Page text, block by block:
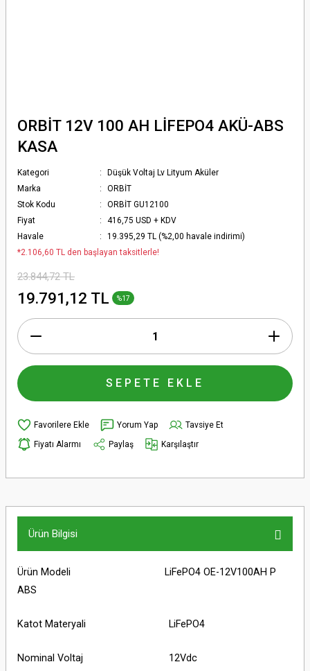
ORBİT 12V 100 AH LİFEPO4 AKÜ-ABS
KASA
Kategori
Düşük Voltaj Lv Lityum Aküler
Marka
ORBİT
Stok Kodu
ORBİT GU12100
Fiyat
416,75 USD + KDV
Havale
19.395,29 TL (%2,00 havale indirimi)
*2.106,60 TL den başlayan taksitlerle!
23.844,72 TL
19.791,12 TL %17
SEPETE EKLE
Yorum Yap
Tavsiye Et
Fiyatı Alarmı
Paylaş Karşılaştır
Ürün Bilgisi
Ürün Modeli LiFePO4 OE-12V100AH P
ABS
Katot Materyali LiFePO4
Nominal Voltaj 12Vdc